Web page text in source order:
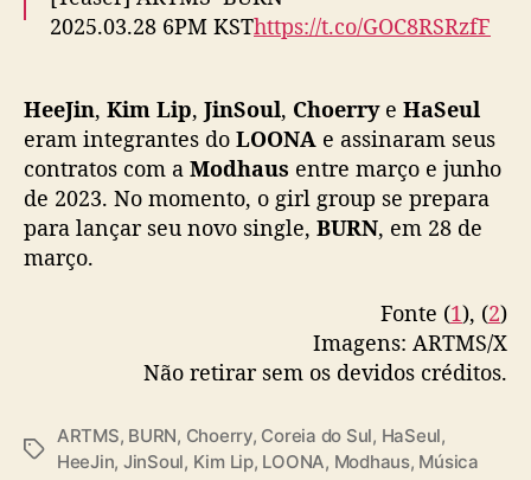
c
2025.03.28 6PM KSThttps://t.co/GOC8RSRzfF
르테미스 #OURII#BURN
pic.twitter.com/Q1BFuynnzg
— Official ARTMS (@official_artms)March
20, 2025
HeeJin, Kim Lip, JinSoul, Choerrye HaSeul
eram integrantes do LOONA e assinaram seus
contratos com a Modhaus entre março e junho
de 2023. No momento, o girl group se prepara
para lançar seu novo single, BURN, em 28 de
março.
Fonte (1), (2)
Imagens: ARTMS/X
Não retirar sem os devidos créditos.
T
ARTMS, BURN, Choerry, Coreia do Sul, HaSeul,
HeeJin, JinSoul, Kim Lip, LOONA, Modhaus, Música